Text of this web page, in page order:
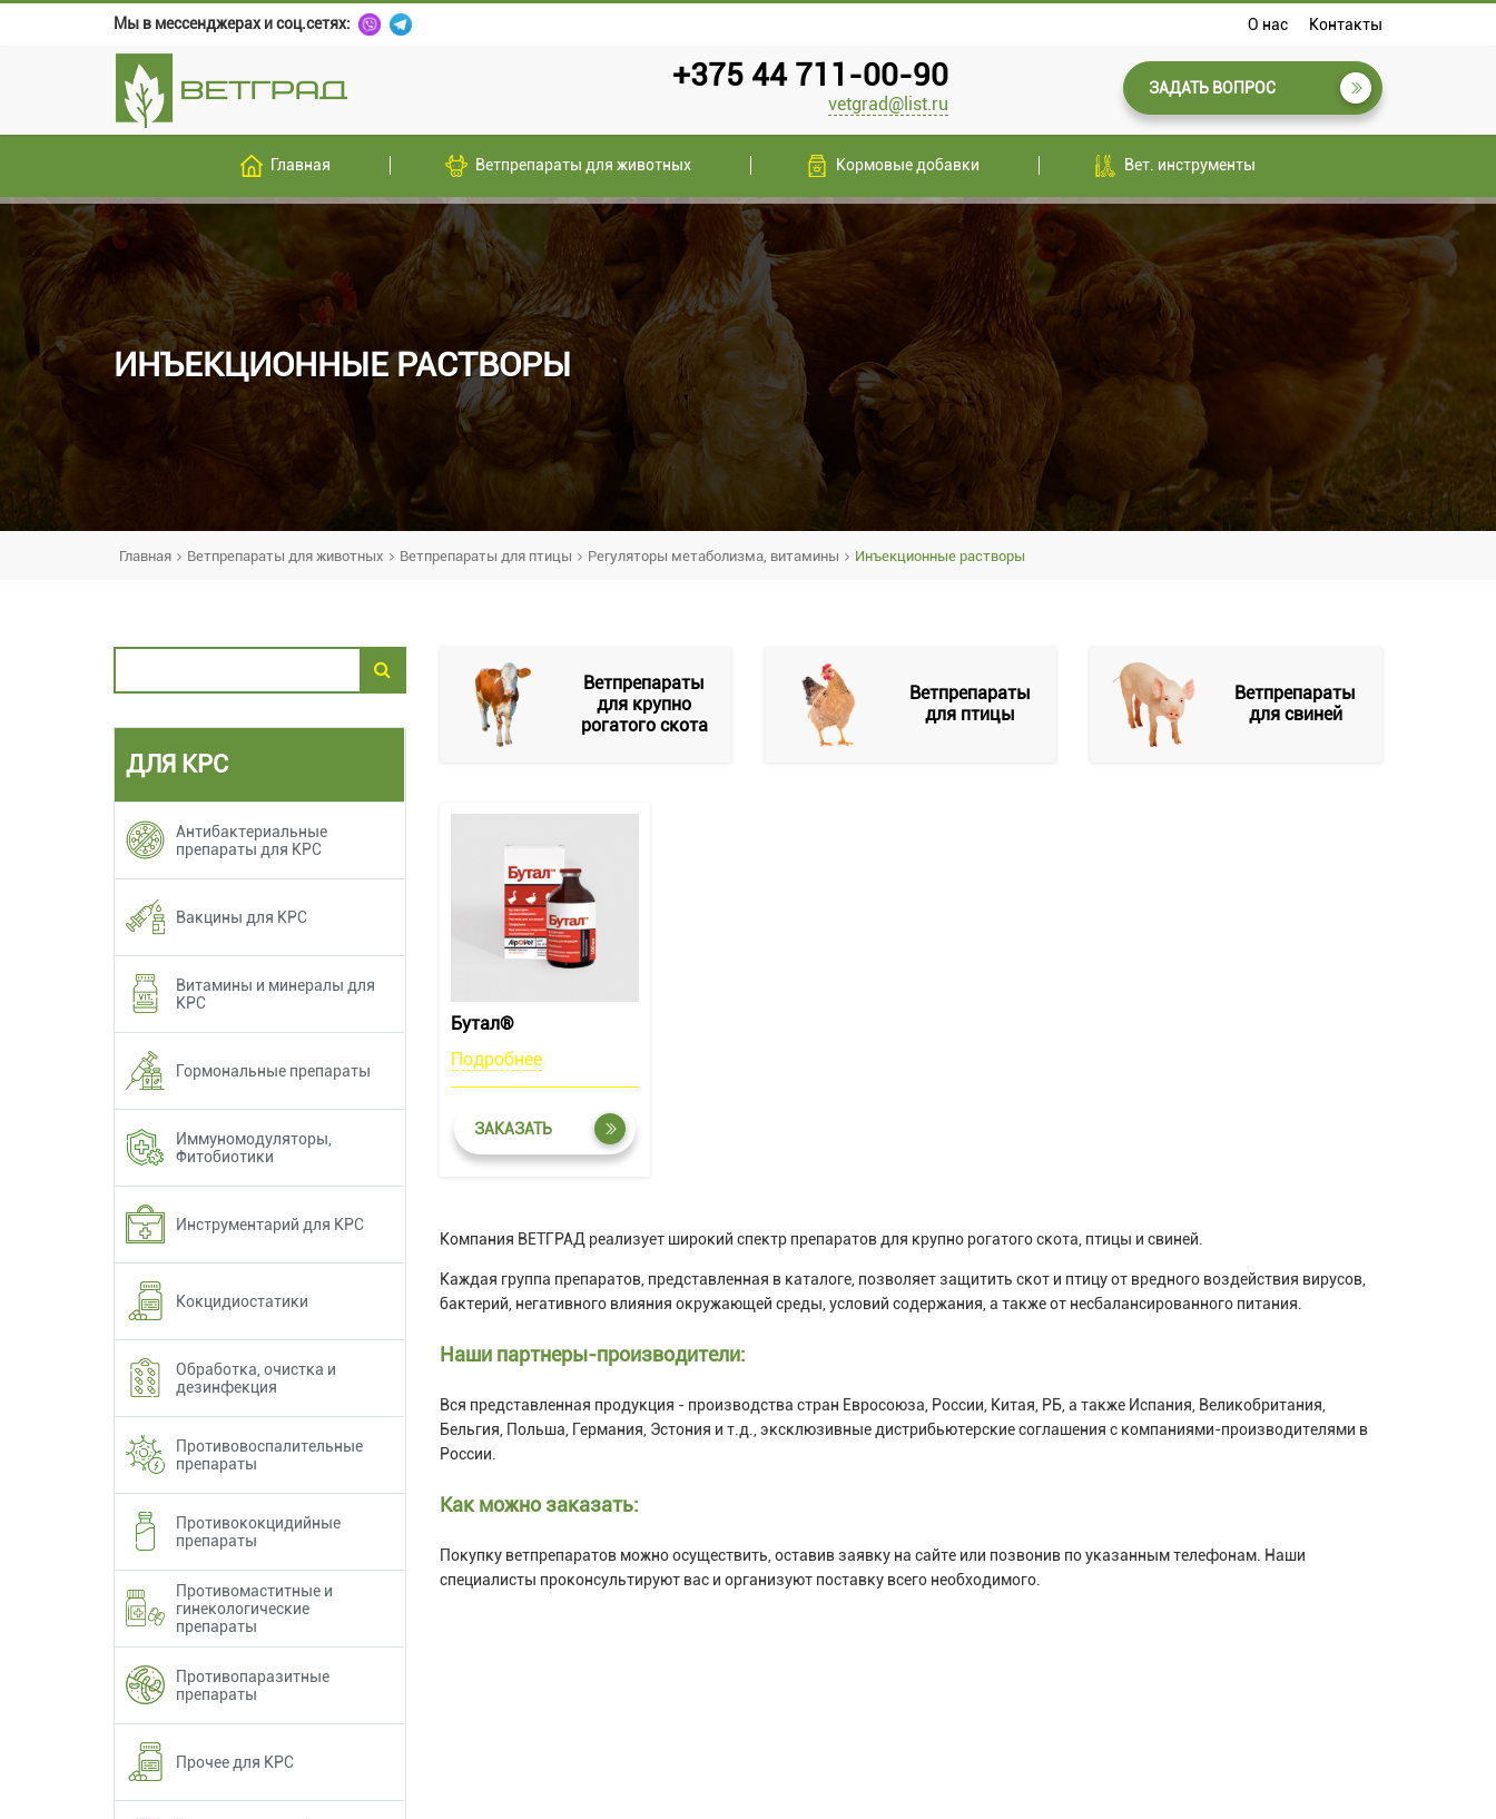
Мы в мессенджерах и соц.сетях: О нас Контакты
+375 44 711-00-90
vetgrad@list.ru
ЗАДАТЬ ВОПРОС
Главная Ветпрепараты для животных Кормовые добавки Вет. инструменты
ИНЪЕКЦИОННЫЕ РАСТВОРЫ
Главная Ветпрепараты для животных Ветпрепараты для птицы Регуляторы метаболизма, витамины Инъекционные растворы
Ветпрепараты
для крупно
рогатого скота
Ветпрепараты
для птицы
Ветпрепараты
для свиней
Бутал®
Подробнее
ЗАКАЗАТЬ
Компания ВЕТГРАД реализует широкий спектр препаратов для крупно рогатого скота, птицы и свиней.
Каждая группа препаратов, представленная в каталоге, позволяет защитить скот и птицу от вредного воздействия вирусов,
бактерий, негативного влияния окружающей среды, условий содержания, а также от несбалансированного питания.
Наши партнеры-производители:
Вся представленная продукция - производства стран Евросоюза, России, Китая, РБ, а также Испания, Великобритания,
Бельгия, Польша, Германия, Эстония и т.д., эксклюзивные дистрибьютерские соглашения с компаниями-производителями в
России.
Как можно заказать:
Покупку ветпрепаратов можно осуществить, оставив заявку на сайте или позвонив по указанным телефонам. Наши
специалисты проконсультируют вас и организуют поставку всего необходимого.
ДЛЯ КРС
Антибактериальные
препараты для КРС
Вакцины для КРС
Витамины и минералы для
КРС
Гормональные препараты
Иммуномодуляторы,
Фитобиотики
Инструментарий для КРС
Кокцидиостатики
Обработка, очистка и
дезинфекция
Противовоспалительные
препараты
Противококцидийные
препараты
Противомаститные и
гинекологические
препараты
Противопаразитные
препараты
Прочее для КРС